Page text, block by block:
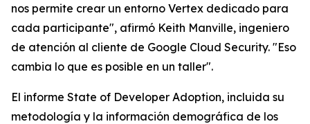
nos permite crear un entorno Vertex dedicado para
cada participante", afirmó Keith Manville, ingeniero
de atención al cliente de Google Cloud Security. "Eso
cambia lo que es posible en un taller".
El informe State of Developer Adoption, incluida su
metodología y la información demográfica de los